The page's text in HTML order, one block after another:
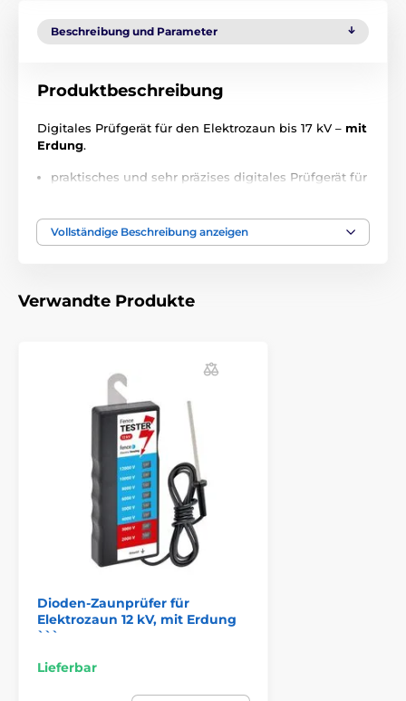
Beschreibung und Parameter
Produktbeschreibung
Digitales Prüfgerät für den Elektrozaun bis 17 kV – mit
Erdung.
praktisches und sehr präzises digitales Prüfgerät für
zeigt die Spannung stufenlos von0 bis 17 kVan
Kabellänge mit Erdungselektrode 110 cm
verpackt im Kunstlederetui
Abbildungen dienen nur zur Illustration.
Das Produkt ist in Kategorien eingeteilt
Zubehör elektrische zäune
Komponenten Messgeräte
Vollständige Beschreibung anzeigen
Verwandte Produkte
Dioden-Zaunprüfer für
Elektrozaun 12 kV, mit Erdung
```
Lieferbar